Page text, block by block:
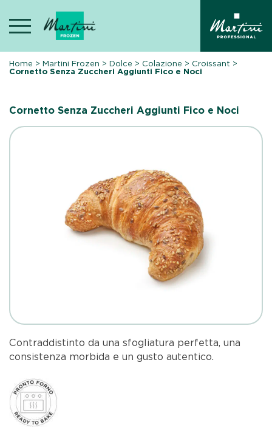
content
Home >Martini Frozen >Dolce > Colazione > Croissant >
Cornetto Senza Zuccheri Aggiunti Fico e Noci
Cornetto Senza Zuccheri Aggiunti Fico e Noci
Contraddistinto da una sfogliatura perfetta, una
consistenza morbida e un gusto autentico.